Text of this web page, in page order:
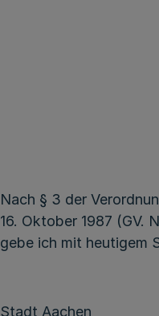
Nach § 3 der
16. Oktober 1987 (GV.
gebe ich mit heutigem
Stadt Aachen